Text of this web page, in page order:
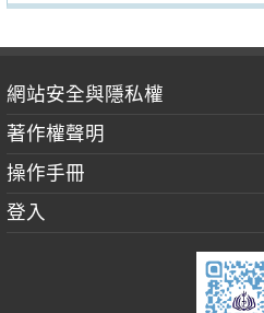
網站安全與隱私權
著作權聲明
操作手冊
登入